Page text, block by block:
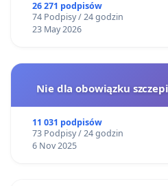
26 271 podpisów
74 Podpisy / 24 godzin
23 May 2026
Nie dla obowiązku
11 031 podpisów
73 Podpisy / 24 godzin
6 Nov 2025